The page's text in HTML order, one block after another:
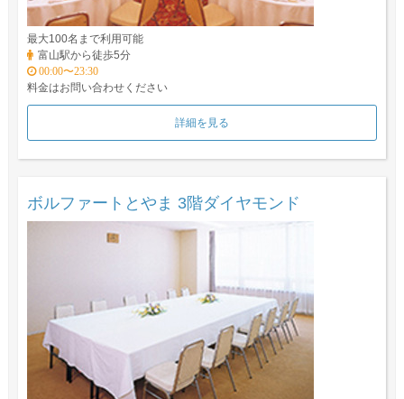
最大100名まで利用可能
富山駅から徒歩5分
00:00〜23:30
料金はお問い合わせください
詳細を見る
ボルファートとやま 3階ダイヤモンド